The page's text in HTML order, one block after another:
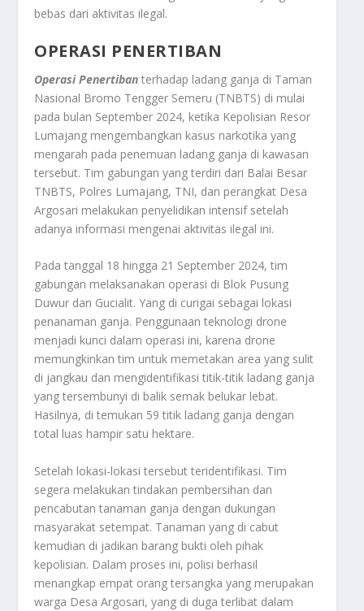
bebas dari aktivitas ilegal.
OPERASI PENERTIBAN
Operasi Penertiban terhadap ladang ganja di Taman
Nasional Bromo Tengger Semeru (TNBTS) di mulai
pada bulan September 2024, ketika Kepolisian Resor
Lumajang mengembangkan kasus narkotika yang
mengarah pada penemuan ladang ganja di kawasan
tersebut. Tim gabungan yang terdiri dari Balai Besar
TNBTS, Polres Lumajang, TNI, dan perangkat Desa
Argosari melakukan penyelidikan intensif setelah
adanya informasi mengenai aktivitas ilegal ini.
Pada tanggal 18 hingga 21 September 2024, tim
gabungan melaksanakan operasi di Blok Pusung
Duwur dan Gucialit. Yang di curigai sebagai lokasi
penanaman ganja. Penggunaan teknologi drone
menjadi kunci dalam operasi ini, karena drone
memungkinkan tim untuk memetakan area yang sulit
di jangkau dan mengidentifikasi titik-titik ladang ganja
yang tersembunyi di balik semak belukar lebat.
Hasilnya, di temukan 59 titik ladang ganja dengan
total luas hampir satu hektare.
Setelah lokasi-lokasi tersebut teridentifikasi. Tim
segera melakukan tindakan pembersihan dan
pencabutan tanaman ganja dengan dukungan
masyarakat setempat. Tanaman yang di cabut
kemudian di jadikan barang bukti oleh pihak
kepolisian. Dalam proses ini, polisi berhasil
menangkap empat orang tersangka yang merupakan
warga Desa Argosari, yang di duga terlibat dalam